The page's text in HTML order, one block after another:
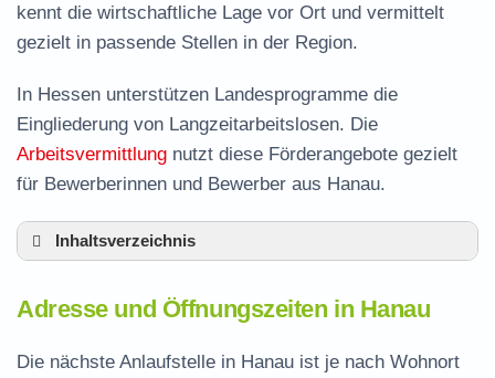
kennt die wirtschaftliche Lage vor Ort und vermittelt
gezielt in passende Stellen in der Region.
In Hessen unterstützen Landesprogramme die
Eingliederung von Langzeitarbeitslosen. Die
Arbeitsvermittlung nutzt diese Förderangebote gezielt
für Bewerberinnen und Bewerber aus Hanau.
Inhaltsverzeichnis
Leistungen der Arbeitsvermittlung in Hanau
Termin vereinbaren und Bürgergeld beantragen
Adresse und Öffnungszeiten in Hanau
Die nächste Anlaufstelle in Hanau ist je nach Wohnort